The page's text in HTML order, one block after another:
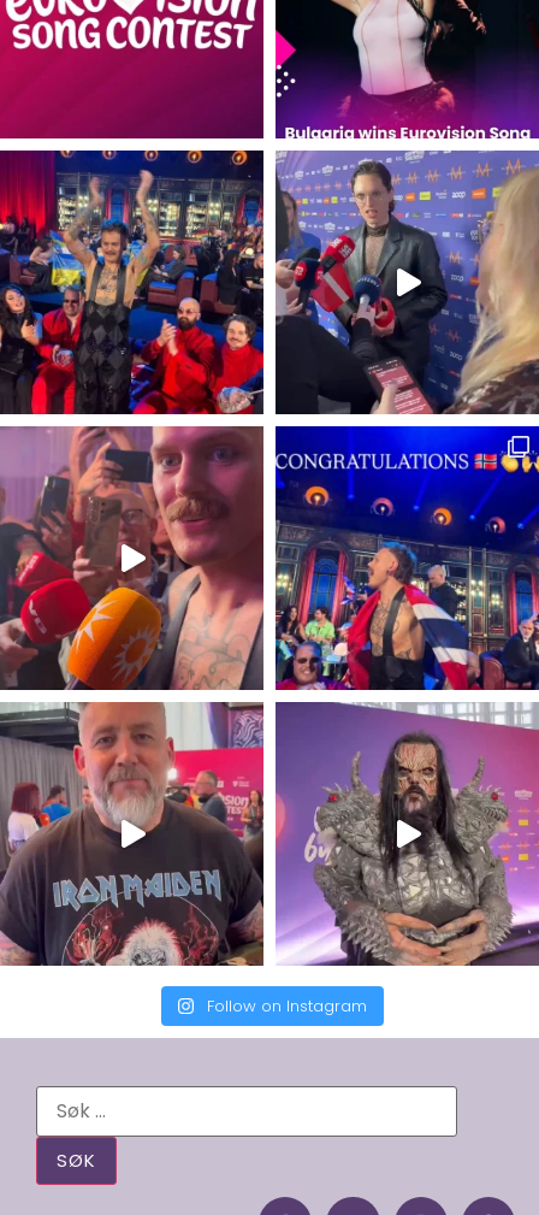
Follow on Instagram